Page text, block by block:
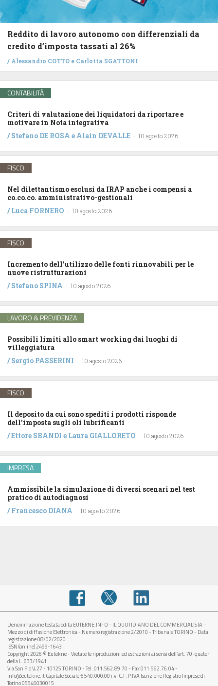
Reddito di lavoro autonomo con differenziali da
credito d’imposta tassati al 26%
/ Alessandro COTTO e Carlotta SGATTONI
CONTABILITÀ
Criteri di valutazione dei liquidatori da riportare e
motivare in Nota integrativa
/Stefano DE ROSA e Alain DEVALLE - 10 agosto 2026
FISCO
Nel dilettantismo esclusi da IRAP anche i compensi a
co.co.co. amministrativo-gestionali
/Luca FORNERO - 10 agosto 2026
FISCO
Incremento dell’utilizzo delle fonti rinnovabili per le
nuove ristrutturazioni
/Stefano SPINA - 10 agosto 2026
LAVORO & PREVIDENZA
Possibili limiti allo smart working dai luoghi di
villeggiatura
/Sergio PASSERINI - 10 agosto 2026
FISCO
Il deposito da cui sono spediti i prodotti risponde
dell’imposta sugli oli lubrificanti
/Ettore SBANDI e Laura GIALLORETO - 10 agosto 2026
IMPRESA
Ammissibile la simulazione di diversi scenari nel test
pratico di autodiagnosi
/Francesco DIANA - 10 agosto 2026
Denominazione testata edita EUTEKNE.INFO - IL QUOTIDIANO DEL COMMERCIALISTA -
Mezzo di diffusione Elettronica - Numero registrazione 2/2010 - Tribunale TORINO - Data
registrazione 08/02/2020
ISSN (online) 2499-1643
Copyright 2026 © Eutekne - Vietate le riproduzioni ed estrazioni ai sensi dell’art. 70-quater
della L. 633/1941
Via San Pio V, 27 - 10125 TORINO - Tel. 011.562.89.70 - Fax 011.562.76.04 -
info@eutekne.it Capitale Sociale € 540.000,00 i.v. C.F. P.IVA Iscrizione Registro Imprese di
Torino 05546030015